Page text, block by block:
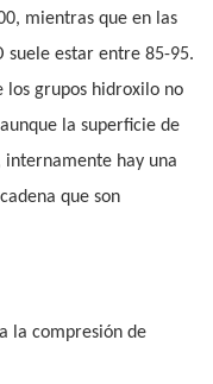
mientras que en las
suele estar entre 85-95.
los grupos hidroxilo no
la superficie de
internamente hay una
que son
la compresión de